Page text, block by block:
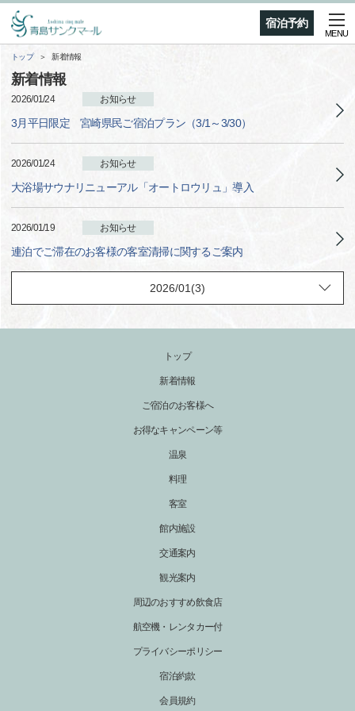
宿泊予約
MENU
トップ 新着情報
新着情報
2026/01/24 お知らせ
3月平日限定 宮崎県民ご宿泊プラン（3/1～3/30）
2026/01/24 お知らせ
大浴場サウナリニューアル「オートロウリュ」導入
2026/01/19 お知らせ
連泊でご滞在のお客様の客室清掃に関するご案内
トップ
新着情報
ご宿泊のお客様へ
お得なキャンペーン等
温泉
料理
客室
館内施設
交通案内
観光案内
周辺のおすすめ飲食店
航空機・レンタカー付
プライバシーポリシー
宿泊約款
会員規約